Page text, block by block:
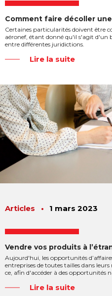
Comment faire décoller
Certaines particularités doivent être
aéronef, étant donné qu'il s'agit d'un
entre différentes juridictions.
Lire la suite
Articles • 1 mars 2023
Vendre vos produits à
Aujourd'hui, les opportunités
entreprises de toutes tailles dans
ce, afin d'accéder à des opportunités
Lire la suite